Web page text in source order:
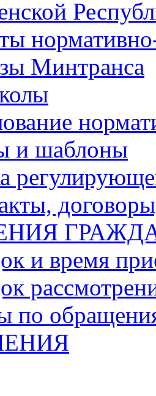
Минтранса
и шаблоны
и время
по